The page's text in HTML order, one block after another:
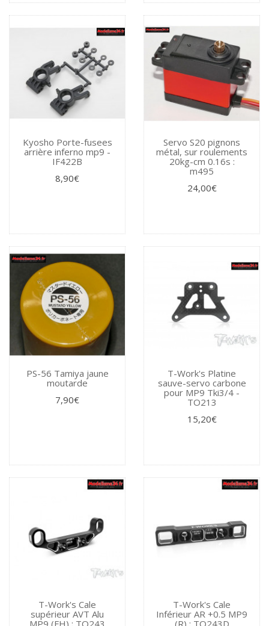
Kyosho Porte-fusees
arrière inferno mp9 -
IF422B
8,90€
Servo S20 pignons
métal, sur roulements
20kg-cm 0.16s :
m495
24,00€
PS-56 Tamiya jaune
moutarde
7,90€
T-Work's Platine
sauve-servo carbone
pour MP9 Tki3/4 -
TO213
15,20€
T-Work's Cale
supérieur AVT Alu
MP9 (FH) : TO243
T-Work's Cale
Inférieur AR +0.5 MP9
(R) : TO243D